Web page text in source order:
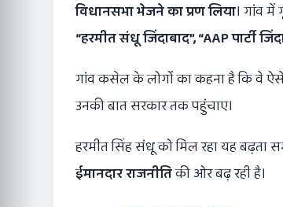
विधानसभा भेजने का प्रण लिया। गांव
“हरमीत संधू जिंदाबाद”, “AAPपार्टी
गांव कसेल के लोगों का कहना है कि वे
उनकी बात सरकार तक पहुंचाए।
हरमीत सिंह संधू को मिल रहा यह बढ़ता
ईमानदार राजनीतिकी ओर बढ़ रही है।